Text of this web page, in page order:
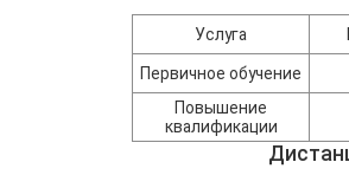
Услуга
Первичное обучение
Повышение
квалификации